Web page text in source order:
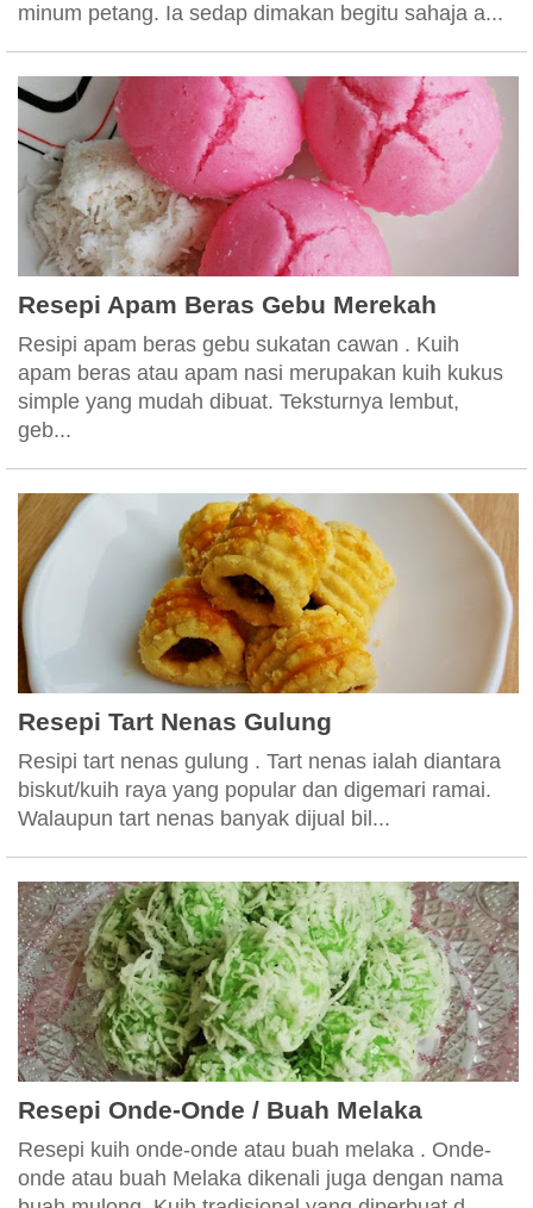
minum petang. Ia sedap dimakan begitu sahaja a...
Resepi Apam Beras Gebu Merekah
Resipi apam beras gebu sukatan cawan . Kuih
apam beras atau apam nasi merupakan kuih kukus
simple yang mudah dibuat. Teksturnya lembut,
geb...
Resepi Tart Nenas Gulung
Resipi tart nenas gulung . Tart nenas ialah diantara
biskut/kuih raya yang popular dan digemari ramai.
Walaupun tart nenas banyak dijual bil...
Resepi Onde-Onde / Buah Melaka
Resepi kuih onde-onde atau buah melaka . Onde-
onde atau buah Melaka dikenali juga dengan nama